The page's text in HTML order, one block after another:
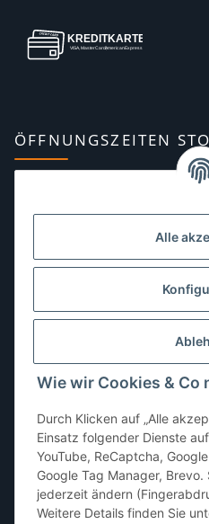
Alle
Wie wir Cookies & Co
Durch Klicken auf „Alle
Einsatz folgender Dienste
YouTube, ReCaptcha,
Google Tag Manager,
jederzeit ändern
Weitere Details finden Sie
ÖFFNUNGSZEITEN
10:00–13:00,
Dienstag:10:00–13:00,
10:00–13:00 Uhr
Freitag:10:00–13:00,
Sonntag: geschlossen